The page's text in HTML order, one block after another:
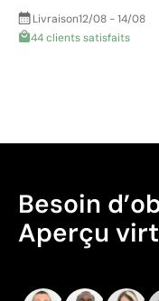
Livraison12/08 - 14/08
44 clients satisfaits
Besoin
Aperçu